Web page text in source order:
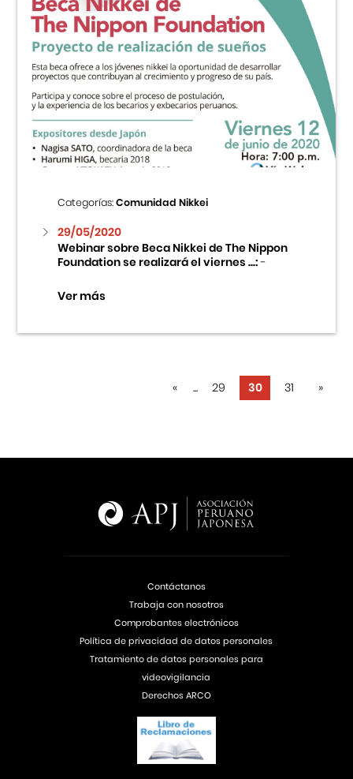
Categorías:Comunidad Nikkei
29/05/2020
Webinar sobre Beca Nikkei de The Nippon
Foundation se realizará el viernes ...:-
Ver más
« ... 29 30 31 »
Contáctanos
Trabaja con nosotros
Comprobantes electrónicos
Política de privacidad de datos personales
Tratamiento de datos personales para
videovigilancia
Derechos ARCO